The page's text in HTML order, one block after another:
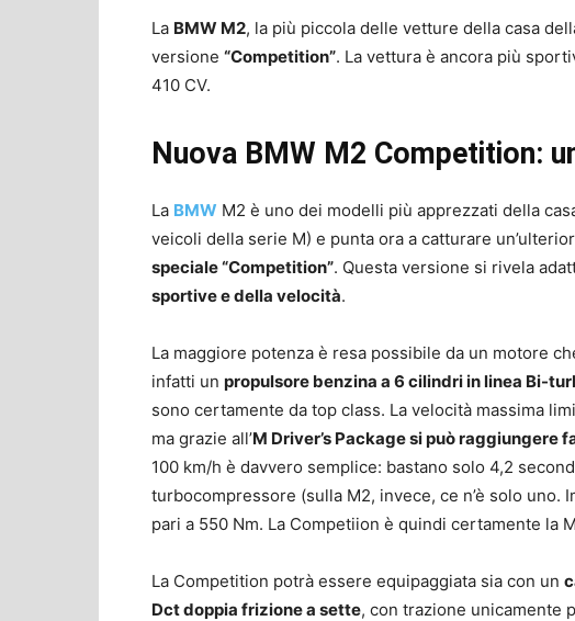
La BMW M2, la più piccola delle vetture della casa
versione “Competition”. La vettura è ancora più
410 CV.
Nuova BMW M2 Competition:
La BMW M2 è uno dei modelli più apprezzati della
veicoli della serie M) e punta ora a catturare
speciale “Competition”. Questa versione si rivela
sportive e della velocità.
La maggiore potenza è resa possibile da un motore
infatti un propulsore benzina a 6 cilindri in linea Bi-
sono certamente da top class. La velocità massima
ma grazie all’M Driver’s Package si può raggiungere
100 km/h è davvero semplice: bastano solo 4,2
turbocompressore (sulla M2, invece, ce n’è solo
pari a 550 Nm. La Competiion è quindi certamente la
La Competition potrà essere equipaggiata sia con un
Dct doppia frizione a sette, con trazione unicamente